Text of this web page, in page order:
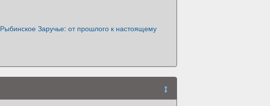
Рыбинское Заручье: от прошлого к настоящему